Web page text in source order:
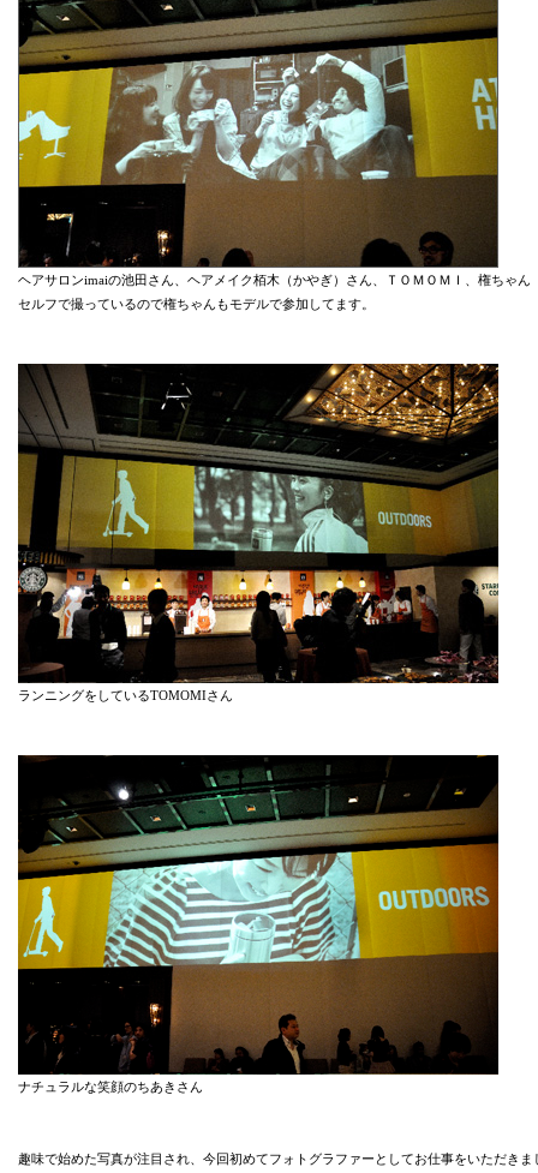
ヘアサロンimaiの池田さん、ヘアメイク栢木（かやぎ）さん、ＴＯＭＯＭＩ、権ちゃん
セルフで撮っているので権ちゃんもモデルで参加してます。
ランニングをしているTOMOMIさん
ナチュラルな笑顔のちあきさん
趣味で始めた写真が注目され、今回初めてフォトグラファーとしてお仕事をいただきま